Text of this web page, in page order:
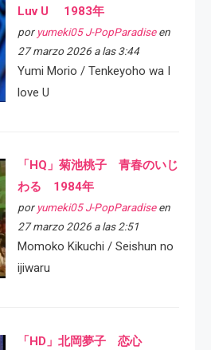
Luv U 1983年
por yumeki05 J-PopParadiseen
27 marzo 2026 a las 3:44
Yumi Morio / Tenkeyoho wa I
love U
「HQ」菊池桃子 青春のいじ
わる 1984年
por yumeki05 J-PopParadiseen
27 marzo 2026 a las 2:51
Momoko Kikuchi / Seishun no
ijiwaru
「HD」北岡夢子 恋心